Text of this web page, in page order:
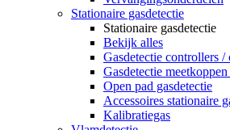
Stationaire gasdetectie
Stationaire gasdetectie
Bekijk alles
Gasdetectie controllers /
Gasdetectie
Open pad gasdetectie
Accessoires stationaire
Kalibratiegas